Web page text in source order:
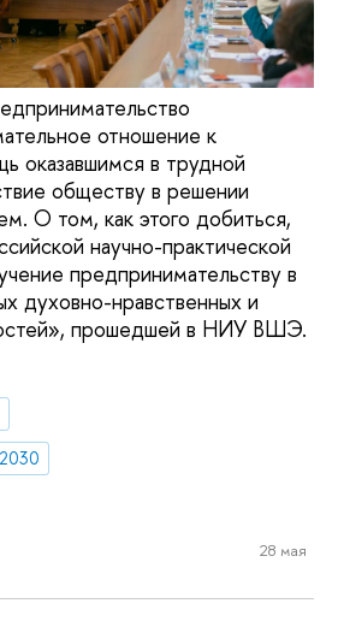
отношение к
оказавшимся в трудной
обществу в решении
О том, как этого добиться,
научно-практической
предпринимательству в
духовно-нравственных и
прошедшей в НИУ ВШЭ.
28 мая